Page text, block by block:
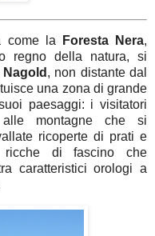
come la Foresta Nera,
regno della natura, si
Nagold , non distante dal
una zona di grande
paesaggi: i visitatori
montagne che si
ricoperte di prati e
ricche di fascino che
caratteristici orologi a